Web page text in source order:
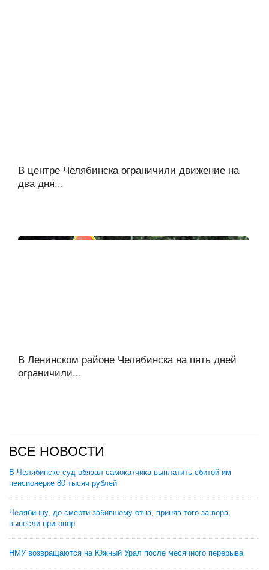
В центре Челябинска ограничили движение на
два дня...
В Ленинском районе Челябинска на пять дней
ограничили...
ВСЕ НОВОСТИ
В Челябинске суд обязал самокатчика выплатить сбитой им
пенсионерке 80 тысяч рублей
Челябинцу, до смерти забившему отца, приняв того за вора,
вынесли приговор
НМУ возвращаются на Южный Урал после месячного перерыва